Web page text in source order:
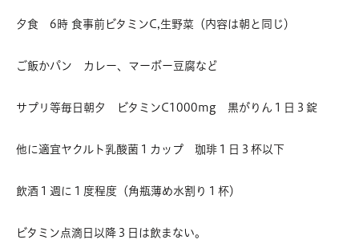
夕食 6時 食事前ビタミンC,生野菜（内容は朝と同じ）
ご飯かパン カレー、マーボー豆腐など
サプリ等毎日朝夕 ビタミンC1000mg 黒がりん１日３錠
他に適宜ヤクルト乳酸菌１カップ 珈琲１日３杯以下
飲酒１週に１度程度（角瓶薄め水割り１杯）
ビタミン点滴日以降３日は飲まない。